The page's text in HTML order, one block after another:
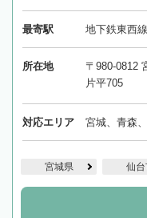
最寄駅 地下鉄東西
所在地
〒980-0812
片平705
対応エリア 宮城、青森
宮城県 仙台